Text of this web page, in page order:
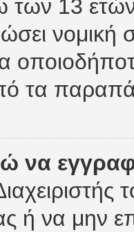
των 13
νομική
τα
να
ή να μην